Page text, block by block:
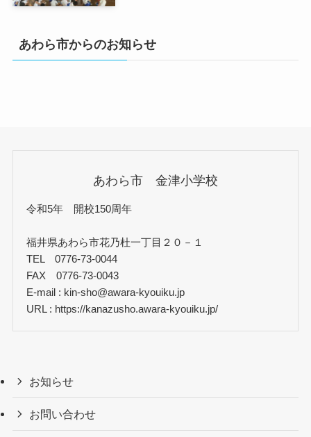
あわら市からのお知らせ
あわら市 金津小学校
令和5年 開校150周年
福井県あわら市花乃杜一丁目２０－１
TEL 0776-73-0044
FAX 0776-73-0043
E-mail : kin-sho@awara-kyouiku.jp
URL : https://kanazusho.awara-kyouiku.jp/
お知らせ
お問い合わせ